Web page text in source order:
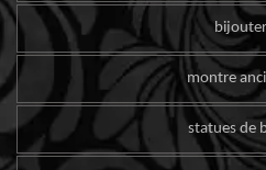
montre
statues de